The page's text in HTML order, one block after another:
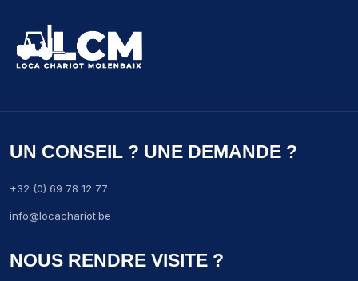
UN CONSEIL ? UNE DEMANDE ?
+32 (0) 69 78 12 77
info@locachariot.be
NOUS RENDRE VISITE ?